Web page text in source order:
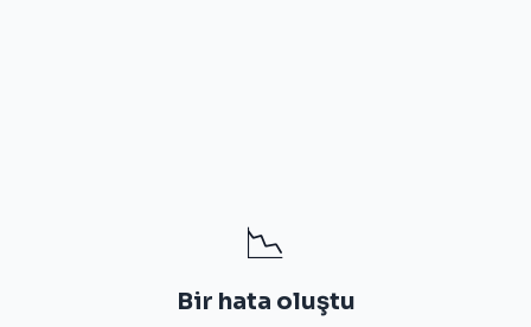
📉
Bir hata oluştu